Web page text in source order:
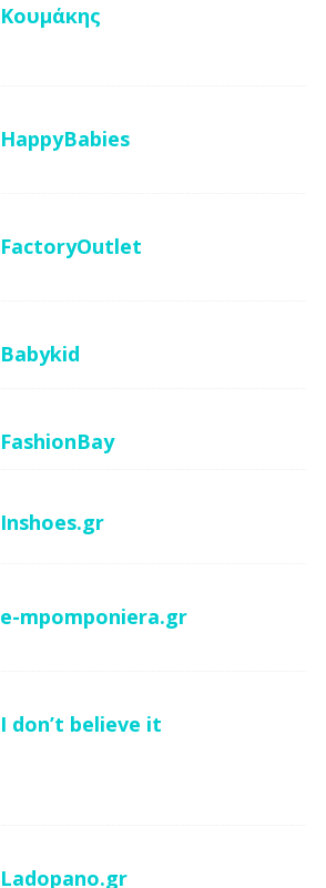
Κουμάκης
HappyBabies
FactoryOutlet
Babykid
FashionBay
Inshoes.gr
e-mpomponiera.gr
I don’t believe it
Ladopano.gr